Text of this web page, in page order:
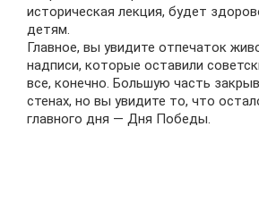
историческая лекция, будет
детям.
Главное, вы увидите отпечаток
надписи, которые оставили
все, конечно. Большую часть
стенах, но вы увидите то, что
главного дня — Дня Победы.